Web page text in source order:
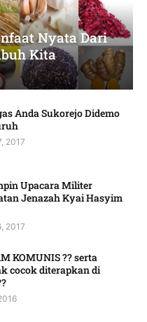
Nyata Dari
Kita
Anda Sukorejo Didemo
2017
Upacara Militer
Jenazah Kyai Hasyim
2017
KOMUNIS ?? serta
cocok diterapkan di